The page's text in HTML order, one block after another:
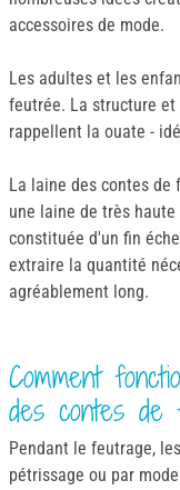
accessoires de mode.
Les adultes et les
feutrée. La structure
rappellent la ouate -
La laine des contes de
une laine de très
constituée d'un fin
extraire la quantité
agréablement long.
Comment
des contes
Pendant le feutrage,
pétrissage ou par